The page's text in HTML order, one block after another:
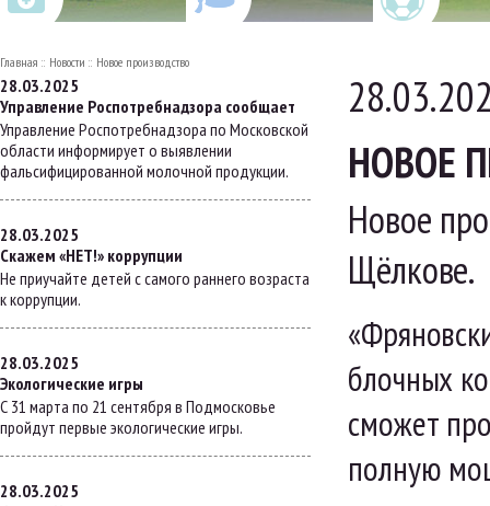
Главная Новости Новое производство
28.03.2025
Управление Роспотребнадзора сообщает
Управление Роспотребнадзора по Московской
области информирует о выявлении
фальсифицированной молочной продукции.
28.03.2025
Скажем «НЕТ!» коррупции
Не приучайте детей с самого раннего возраста
к коррупции.
28.03.2025
Экологические игры
С 31 марта по 21 сентября в Подмосковье
пройдут первые экологические игры.
28.03.2025
НОВОЕ
Новое
Щёлкове.
блочных
сможет
полную